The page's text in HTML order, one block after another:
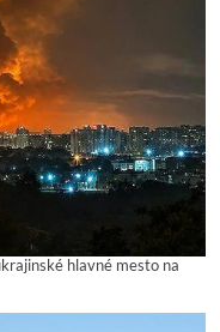
hlavné mesto na